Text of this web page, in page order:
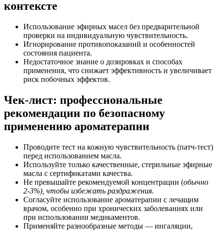
контексте
Использование эфирных масел без предварительной
проверки на индивидуальную чувствительность.
Игнорирование противопоказаний и особенностей
состояния пациента.
Недостаточное знание о дозировках и способах
применения, что снижает эффективность и увеличивает
риск побочных эффектов.
Чек-лист: профессиональные
рекомендации по безопасному
применению ароматерапии
Проводите тест на кожную чувствительность (патч-тест)
перед использованием масла.
Используйте только качественные, стерильные эфирные
масла с сертификатами качества.
Не превышайте рекомендуемой концентрации (обычно
2-3%), чтобы избежать раздражения.
Согласуйте использование ароматерапии с лечащим
врачом, особенно при хронических заболеваниях или
при использовании медикаментов.
Применяйте разнообразные методы — ингаляции,